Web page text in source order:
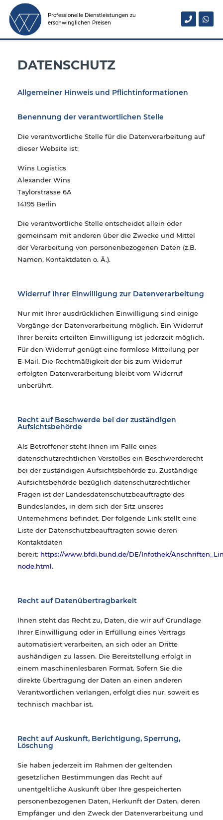
Professionelle Dienstleistungen zu
erschwinglichen Preisen
DATENSCHUTZ
Allgemeiner Hinweis und Pflichtinformationen
Benennung der verantwortlichen Stelle
Die verantwortliche Stelle für die Datenverarbeitung auf
dieser Website ist:
Wins Logistics
Alexander Wins
Taylorstrasse 6A
14195 Berlin
Die verantwortliche Stelle entscheidet allein oder
gemeinsam mit anderen über die Zwecke und Mittel
der Verarbeitung von personenbezogenen Daten (z.B.
Namen, Kontaktdaten o. Ä.).
Widerruf Ihrer Einwilligung zur Datenverarbeitung
Nur mit Ihrer ausdrücklichen Einwilligung sind einige
Vorgänge der Datenverarbeitung möglich. Ein Widerruf
Ihrer bereits erteilten Einwilligung ist jederzeit möglich.
Für den Widerruf genügt eine formlose Mitteilung per
E-Mail. Die Rechtmäßigkeit der bis zum Widerruf
erfolgten Datenverarbeitung bleibt vom Widerruf
unberührt.
Recht auf Beschwerde bei der zuständigen
Aufsichtsbehörde
Als Betroffener steht Ihnen im Falle eines
datenschutzrechtlichen Verstoßes ein Beschwerderecht
bei der zuständigen Aufsichtsbehörde zu. Zuständige
Aufsichtsbehörde bezüglich datenschutzrechtlicher
Fragen ist der Landesdatenschutzbeauftragte des
Bundeslandes, in dem sich der Sitz unseres
Unternehmens befindet. Der folgende Link stellt eine
Liste der Datenschutzbeauftragten sowie deren
Kontaktdaten
bereit: https://www.bfdi.bund.de/DE/Infothek/
node.html.
Recht auf Datenübertragbarkeit
Ihnen steht das Recht zu, Daten, die wir auf Grundlage
Ihrer Einwilligung oder in Erfüllung eines Vertrags
automatisiert verarbeiten, an sich oder an Dritte
aushändigen zu lassen. Die Bereitstellung erfolgt in
einem maschinenlesbaren Format. Sofern Sie die
direkte Übertragung der Daten an einen anderen
Verantwortlichen verlangen, erfolgt dies nur, soweit es
technisch machbar ist.
​Recht auf Auskunft, Berichtigung, Sperrung,
Löschung
Sie haben jederzeit im Rahmen der geltenden
gesetzlichen Bestimmungen das Recht auf
unentgeltliche Auskunft über Ihre gespeicherten
personenbezogenen Daten, Herkunft der Daten, deren
Empfänger und den Zweck der Datenverarbeitung und